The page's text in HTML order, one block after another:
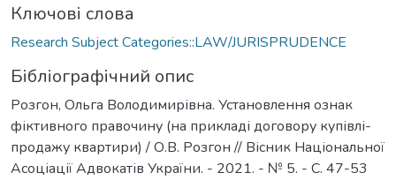
Ключові слова
Research Subject Categories::LAW/JURISPRUDENCE
Бібліографічний опис
Розгон, Ольга Володимирівна. Установлення ознак
фіктивного правочину (на прикладі договору купівлі-
продажу квартири) / О.В. Розгон // Вісник Національної
Асоціації Адвокатів України. - 2021. - № 5. - С. 47-53